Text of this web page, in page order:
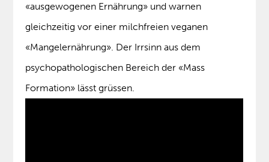
«ausgewogenen Ernährung» und warnen
gleichzeitig vor einer milchfreien veganen
«Mangelernährung». Der Irrsinn aus dem
psychopathologischen Bereich der «Mass
Formation» lässt grüssen.